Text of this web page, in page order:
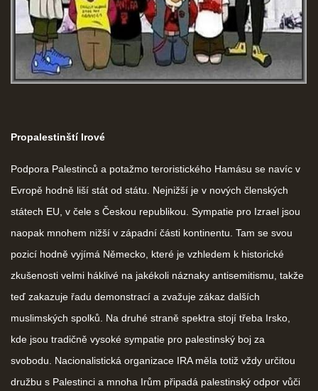
Propalestinští Irové
Podpora Palestinců a potažmo teroristického Hamásu se navíc v
Evropě hodně liší stát od státu. Nejnižší je v nových členských
státech EU, v čele s Českou republikou. Sympatie pro Izrael jsou
naopak mnohem nižší v západní části kontinentu. Tam se svou
pozicí hodně vyjímá Německo, které je vzhledem k historické
zkušenosti velmi háklivé na jakékoli náznaky antisemitismu, takže
teď zakazuje řadu demonstrací a zvažuje zákaz dalších
muslimských spolků. Na druhé straně spektra stojí třeba Irsko,
kde jsou tradičně vysoké sympatie pro palestinský boj za
svobodu. Nacionalistická organizace IRA měla totiž vždy určitou
družbu s Palestinci a mnoha Irům připadá palestinský odpor vůči